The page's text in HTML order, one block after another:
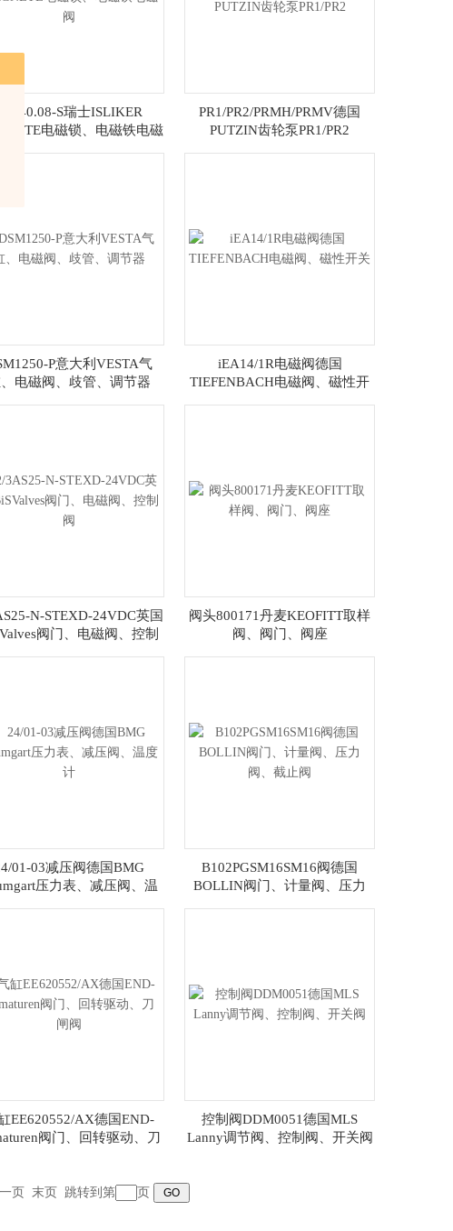
GE-40.08-S瑞士ISLIKER
电磁锁、电磁铁电磁
PR1/PR2/PRMH/PRMV德国
PUTZIN齿轮泵PR1/PR2
P意大利VESTA气
电磁阀、歧管、调节器
iEA14/1R电磁阀德国
TIEFENBACH电磁阀、磁性开
N-STEXD-24VDC英国
阀门、电磁阀、控制
阀头800171丹麦KEOFITT取样
阀、阀门、阀座
01-03减压阀德国BMG
压力表、减压阀、温
B102PGSM16SM16阀德国
BOLLIN阀门、计量阀、压力
EE620552/AX德国END-
阀门、回转驱动、刀
控制阀DDM0051德国MLS
Lanny调节阀、控制阀、开关阀
页 末页 跳转到第 页